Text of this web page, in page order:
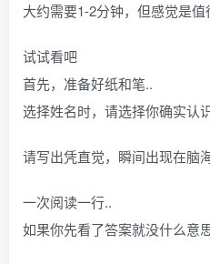
大约需要1-2分钟，但感觉是值
试试看吧
首先，准备好纸和笔..
选择姓名时，请选择你确实认
请写出凭直觉，瞬间出现在脑
一次阅读一行..
如果你先看了答案就没什么意思